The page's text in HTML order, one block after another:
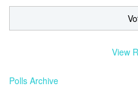
View
Polls Archive